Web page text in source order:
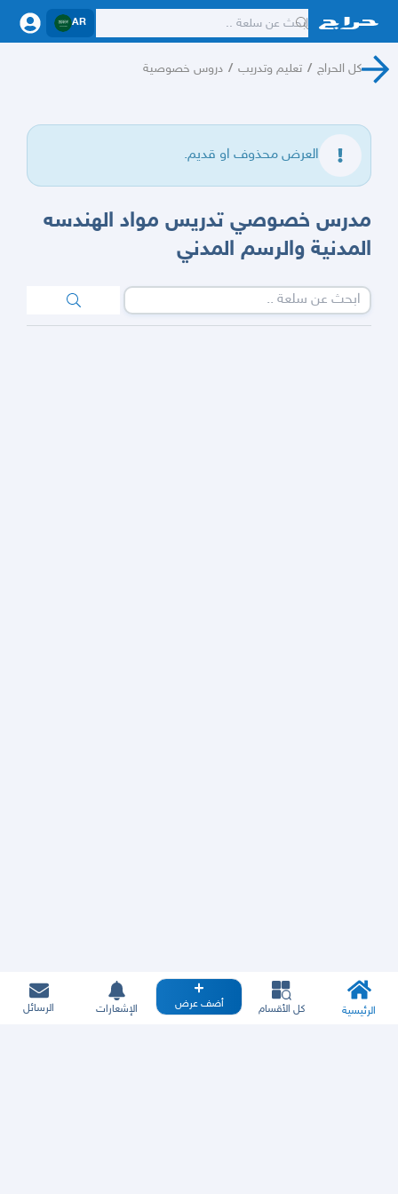
AR
كل الحراج / تعليم وتدريب / دروس خصوصية
العرض محذوف او قديم.
مدرس خصوصي تدريس مواد الهندسه
المدنية والرسم المدني
الرئيسية كل الأقسام أضف عرض الإشعارات الرسائل